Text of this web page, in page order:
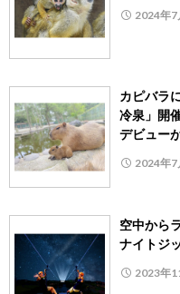
2024年7
カピバラ
冷泉」開
デビュー
2024年7
空中から
ナイトジ
2023年